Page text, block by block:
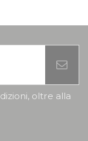
oltre alla